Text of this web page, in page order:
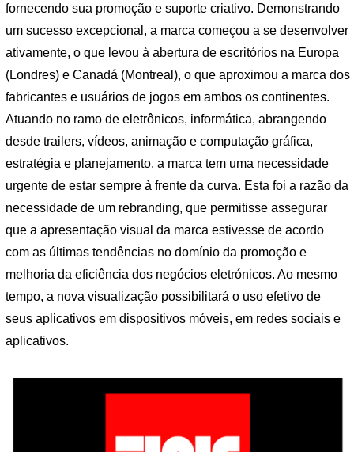
fornecendo sua promoção e suporte criativo. Demonstrando
um sucesso excepcional, a marca começou a se desenvolver
ativamente, o que levou à abertura de escritórios na Europa
(Londres) e Canadá (Montreal), o que aproximou a marca dos
fabricantes e usuários de jogos em ambos os continentes.
Atuando no ramo de eletrônicos, informática, abrangendo
desde trailers, vídeos, animação e computação gráfica,
estratégia e planejamento, a marca tem uma necessidade
urgente de estar sempre à frente da curva. Esta foi a razão da
necessidade de um rebranding, que permitisse assegurar
que a apresentação visual da marca estivesse de acordo
com as últimas tendências no domínio da promoção e
melhoria da eficiência dos negócios eletrónicos. Ao mesmo
tempo, a nova visualização possibilitará o uso efetivo de
seus aplicativos em dispositivos móveis, em redes sociais e
aplicativos.